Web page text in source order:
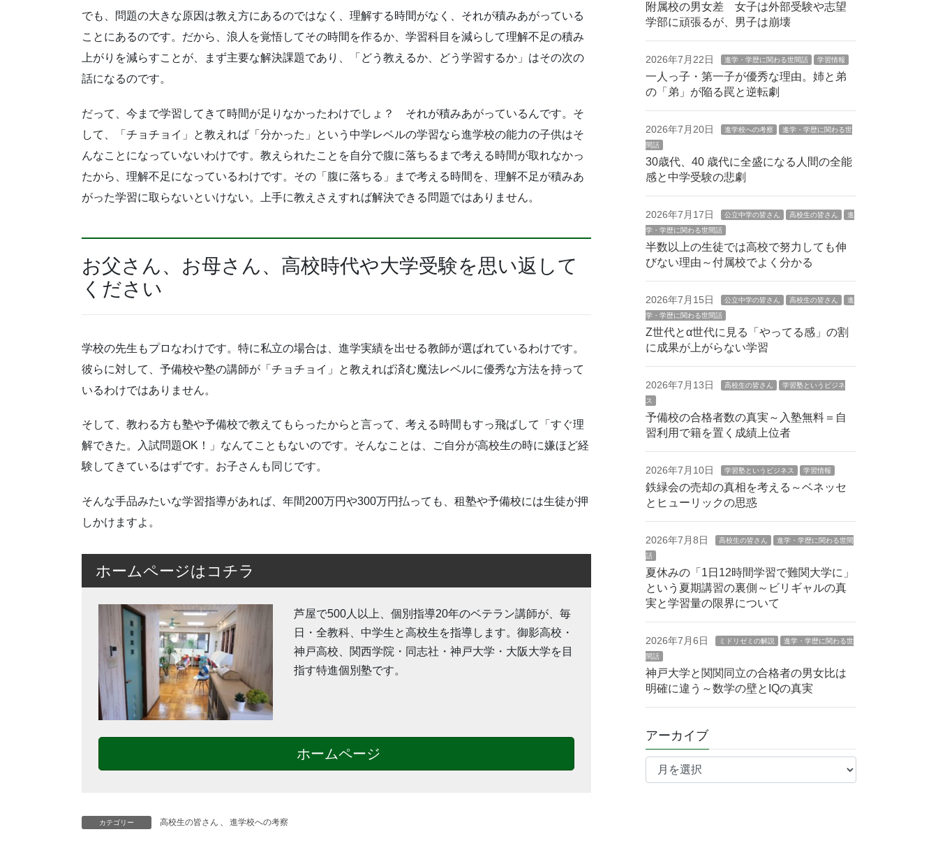
でも、問題の大きな原因は教え方にあるのではなく、理解する時間がなく、それが積みあがっている
ことにあるのです。だから、浪人を覚悟してその時間を作るか、学習科目を減らして理解不足の積み
上がりを減らすことが、まず主要な解決課題であり、「どう教えるか、どう学習するか」はその次の
話になるのです。
だって、今まで学習してきて時間が足りなかったわけでしょ？ それが積みあがっているんです。そ
して、「チョチョイ」と教えれば「分かった」という中学レベルの学習なら進学校の能力の子供はそ
んなことになっていないわけです。教えられたことを自分で腹に落ちるまで考える時間が取れなかっ
たから、理解不足になっているわけです。その「腹に落ちる」まで考える時間を、理解不足が積みあ
がった学習に取らないといけない。上手に教えさえすれば解決できる問題ではありません。
お父さん、お母さん、高校時代や大学受験を思い返して
ください
学校の先生もプロなわけです。特に私立の場合は、進学実績を出せる教師が選ばれているわけです。
彼らに対して、予備校や塾の講師が「チョチョイ」と教えれば済む魔法レベルに優秀な方法を持って
いるわけではありません。
そして、教わる方も塾や予備校で教えてもらったからと言って、考える時間もすっ飛ばして「すぐ理
解できた。入試問題OK！」なんてこともないのです。そんなことは、ご自分が高校生の時に嫌ほど経
験してきているはずです。お子さんも同じです。
そんな手品みたいな学習指導があれば、年間200万円や300万円払っても、租塾や予備校には生徒が押
しかけますよ。
ホームページはコチラ
芦屋で500人以上、個別指導20年のベテラン講師が、毎
日・全教科、中学生と高校生を指導します。御影高校・
神戸高校、関西学院・同志社・神戸大学・大阪大学を目
指す特進個別塾です。
ホームページ
カテゴリー 高校生の皆さん 、 進学校への考察
附属校の男女差 女子は外部受験や志望
学部に頑張るが、男子は崩壊
2026年7月22日 進学・学歴に関わる世間話 学習情報
一人っ子・第一子が優秀な理由。姉と弟
の「弟」が陥る罠と逆転劇
2026年7月20日 進学校への考察
進学・学歴に関わる世
間話
30歳代、40 歳代に全盛になる人間の全能
感と中学受験の悲劇
2026年7月17日 公立中学の皆さん 高校生の皆さん
進
学・学歴に関わる世間話
半数以上の生徒では高校で努力しても伸
びない理由～付属校でよく分かる
2026年7月15日 公立中学の皆さん 高校生の皆さん
進
学・学歴に関わる世間話
Z世代とα世代に見る「やってる感」の割
に成果が上がらない学習
2026年7月13日 高校生の皆さん
学習塾というビジネ
ス
予備校の合格者数の真実～入塾無料＝自
習利用で籍を置く成績上位者
2026年7月10日 学習塾というビジネス 学習情報
鉄緑会の売却の真相を考える～ベネッセ
とヒューリックの思惑
2026年7月8日 高校生の皆さん
進学・学歴に関わる世間
話
夏休みの「1日12時間学習で難関大学に」
という夏期講習の裏側～ビリギャルの真
実と学習量の限界について
2026年7月6日 ミドリゼミの解説
進学・学歴に関わる世
間話
神戸大学と関関同立の合格者の男女比は
明確に違う～数学の壁とIQの真実
アーカイブ
ア